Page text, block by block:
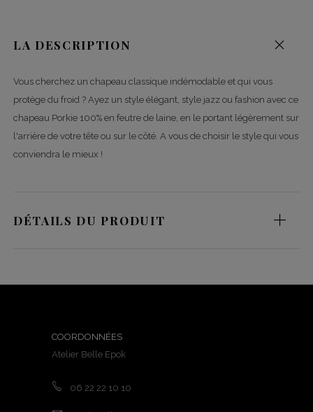
LA DESCRIPTION
Vous cherchez un chapeau classique indémodable et qui vous
protège du froid ? Ayez un style élégant, style jazz ou fashion avec ce
chapeau Porkie 100% en feutre de laine, en le portant légèrement sur
l'arrière de votre tête ou sur le côté. A vous de choisir le style qui vous
conviendra le mieux !
DÉTAILS DU PRODUIT
COORDONNÉES
Atelier Belle Epok
06 22 22 10 10